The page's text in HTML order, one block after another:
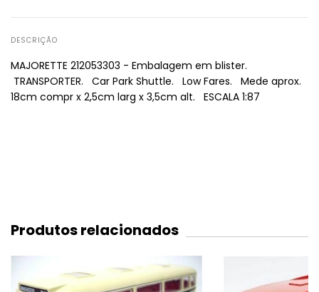
DESCRIÇÃO
MAJORETTE 212053303 - Embalagem em blister.
TRANSPORTER. Car Park Shuttle. Low Fares. Mede aprox.
18cm compr x 2,5cm larg x 3,5cm alt. ESCALA 1:87
Produtos relacionados